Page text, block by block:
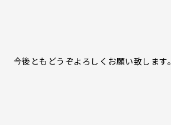
今後ともどうぞよろしくお願い致します。